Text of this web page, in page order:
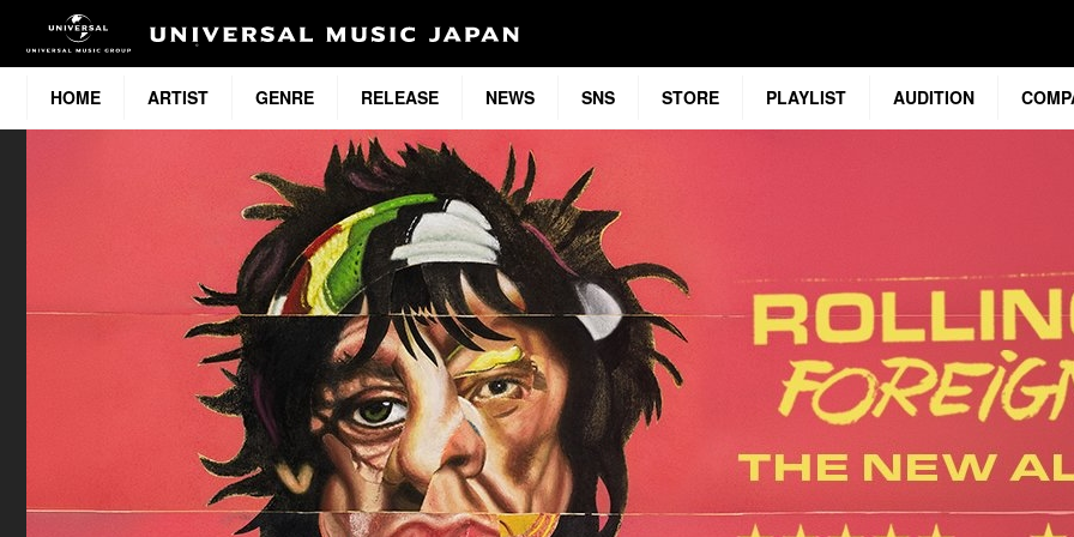
HOME ARTIST GENRE RELEASE NEWS SNS STORE PLAYLIST AUDITION